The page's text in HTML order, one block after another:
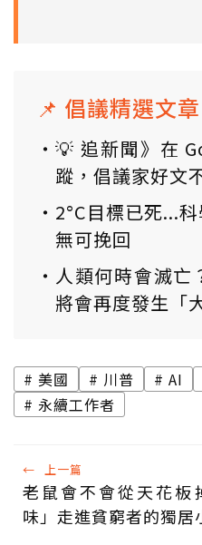
📌 倡議精選文章
💡 追新聞》在
蹤，倡議家好文
2°C目標已死...
無可挽回
人類何時會滅亡
將會再度發生「
美國 川普 AI
永續工作者
← 上一篇
老鼠會不會從天花板
味」走進貧窮者的獨居